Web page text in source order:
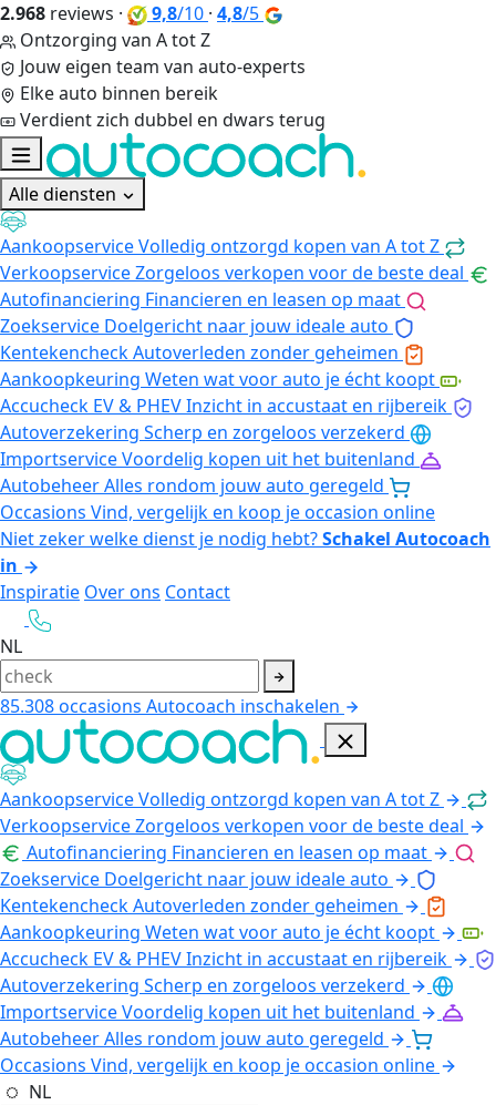
2.968 reviews · 9,8/10 · 4,8/5
Ontzorging van A tot Z
Jouw eigen team van auto-experts
Elke auto binnen bereik
Verdient zich dubbel en dwars terug
Alle diensten
AankoopserviceVolledig ontzorgd kopen van A tot Z
VerkoopserviceZorgeloos verkopen voor de beste deal
Autofinanciering Financieren en leasen op maat
Zoekservice Doelgericht naar jouw ideale auto
KentekencheckAutoverleden zonder geheimen
Aankoopkeuring Weten wat voor auto je écht koopt
Accucheck EV & PHEVInzicht in accustaat en rijbereik
Autoverzekering Scherp en zorgeloos verzekerd
ImportserviceVoordelig kopen uit het buitenland
AutobeheerAlles rondom jouw auto geregeld
Occasions Vind, vergelijk en koop je occasion online
Niet zeker welke dienst je nodig hebt?Schakel Autocoach
in
Inspiratie Over ons Contact
NL
85.308occasions Autocoach inschakelen
AankoopserviceVolledig ontzorgd kopen van A tot Z
VerkoopserviceZorgeloos verkopen voor de beste deal
Autofinanciering Financieren en leasen op maat
Zoekservice Doelgericht naar jouw ideale auto
KentekencheckAutoverleden zonder geheimen
Aankoopkeuring Weten wat voor auto je écht koopt
Accucheck EV & PHEVInzicht in accustaat en rijbereik
Autoverzekering Scherp en zorgeloos verzekerd
ImportserviceVoordelig kopen uit het buitenland
AutobeheerAlles rondom jouw auto geregeld
Occasions Vind, vergelijk en koop je occasion online
NL